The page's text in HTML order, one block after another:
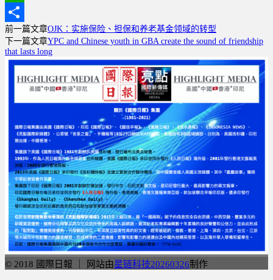
WhatsApp
分
享
前一篇文章OJK：实施保险、担保和养老基金领域的转型
下一篇文章YPC and Chinese youth in GBA create the sound of friendship
that lasts long
© 2018 國際日報 ｜ 网站由星链科技20260326制作